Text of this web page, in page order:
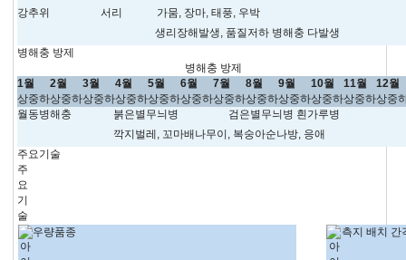
강추위
서리
가뭄, 장마, 태풍, 우박
생리장해발생, 품질저하 병해충 다발생
병해충 방제
병해충 방제
1월
2월 3월 4월 5월 6월 7월 8월 9월 10월 11월
12월
상중하상중하상중하상중하상중하상중하상중하상중하상중하상중하상중하상중
월동병해충
붉은별무늬병
검은별무늬병 흰가루병
깍지벌레, 꼬마배나무이, 복숭아순나방, 응애
주요기술
주
요
기
술
우량품종
측지 배치 간